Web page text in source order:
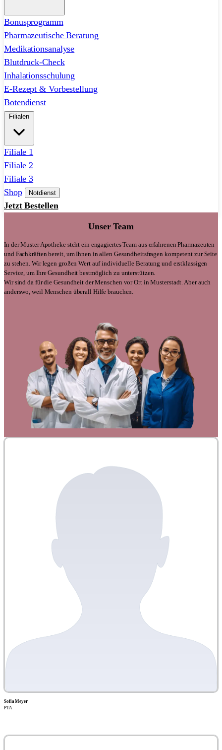
Bonusprogramm
Pharmazeutische Beratung
Medikationsanalyse
Blutdruck-Check
Inhalationsschulung
E-Rezept & Vorbestellung
Botendienst
Filialen
Filiale 1
Filiale 2
Filiale 3
Shop
Notdienst
Jetzt Bestellen
Unser Team
In der Muster Apotheke steht ein engagiertes Team aus erfahrenen Pharmazeuten
und Fachkräften bereit, um Ihnen in allen Gesundheitsfragen kompetent zur Seite
zu stehen. Wir legen großen Wert auf individuelle Beratung und erstklassigen
Service, um Ihre Gesundheit bestmöglich zu unterstützen.
Wir sind da für die Gesundheit der Menschen vor Ort in Musterstadt. Aber auch
anderswo, weil Menschen überall Hilfe brauchen.
Sofia Meyer
PTA